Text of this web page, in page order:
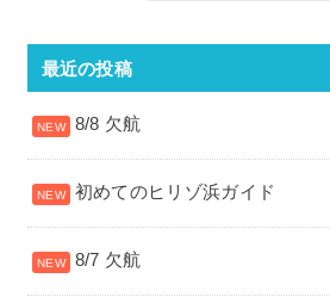
最近の投稿
8/8 欠航
初めてのヒリゾ浜ガイド
8/7 欠航